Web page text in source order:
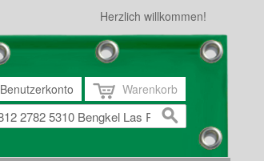
Herzlich willkommen!
Benutzerkonto Warenkorb